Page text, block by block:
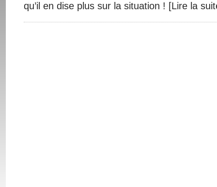
qu’il en dise plus sur la situation ! [Lire la